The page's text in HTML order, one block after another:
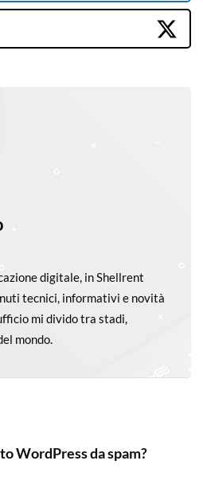
digitale, in Shellrent
tecnici, informativi e novità
mi divido tra stadi,
mondo.
WordPress da spam?